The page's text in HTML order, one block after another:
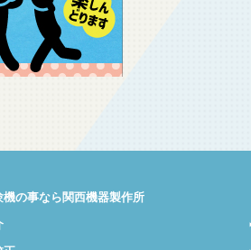
機の事なら関西機器製作所